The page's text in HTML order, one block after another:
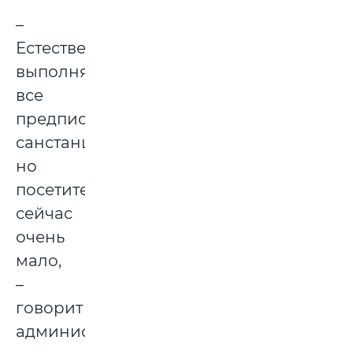
–
Естественно,
выполняем
все
предписания
санстанции,
но
посетителей
сейчас
очень
мало,
–
говорит
администратор.